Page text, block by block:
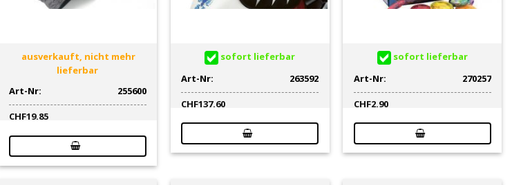
ausverkauft, nicht mehr
lieferbar
Art-Nr:
255600
CHF19.85
sofort lieferbar
Art-Nr:
263592
CHF137.60
sofort lieferbar
Art-Nr:
270257
CHF2.90